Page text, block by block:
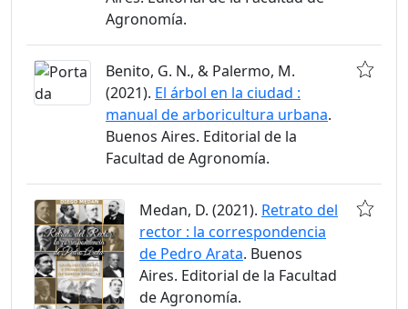
Agronomía.
Benito, G. N., & Palermo, M.
(2021). El árbol en la ciudad :
manual de arboricultura urbana.
Buenos Aires. Editorial de la
Facultad de Agronomía.
Medan, D. (2021). Retrato del
rector : la correspondencia
de Pedro Arata. Buenos
Aires. Editorial de la Facultad
de Agronomía.